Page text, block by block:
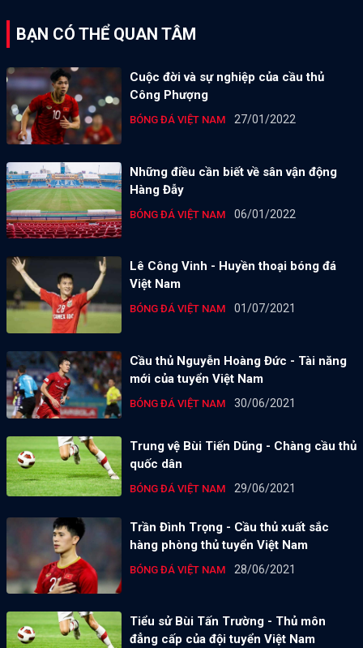
BẠN CÓ THỂ QUAN TÂM
Cuộc đời và sự nghiệp của cầu thủ
Công Phượng
BÓNG ĐÁ VIỆT NAM 27/01/2022
Những điều cần biết về sân vận động
Hàng Đẫy
BÓNG ĐÁ VIỆT NAM 06/01/2022
Lê Công Vinh - Huyền thoại bóng đá
Việt Nam
BÓNG ĐÁ VIỆT NAM 01/07/2021
Cầu thủ Nguyễn Hoàng Đức - Tài năng
mới của tuyển Việt Nam
BÓNG ĐÁ VIỆT NAM 30/06/2021
Trung vệ Bùi Tiến Dũng - Chàng cầu thủ
quốc dân
BÓNG ĐÁ VIỆT NAM 29/06/2021
Trần Đình Trọng - Cầu thủ xuất sắc
hàng phòng thủ tuyển Việt Nam
BÓNG ĐÁ VIỆT NAM 28/06/2021
Tiểu sử Bùi Tấn Trường - Thủ môn
đẳng cấp của đội tuyển Việt Nam